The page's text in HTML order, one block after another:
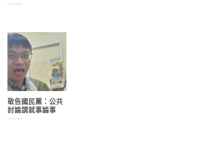
敬告國民黨：公共
討論請就事論事